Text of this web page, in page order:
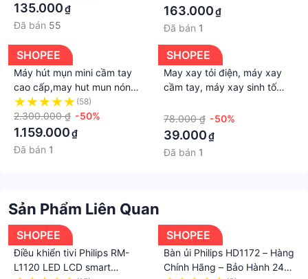
135.000₫
Đã bán 55
163.000₫
Đã bán 1
SHOPEE
Máy hút mụn mini cầm tay
cao cấp,may hut mun nóng
lạnh,hút mịn cám,mụn đầu
đen Lescolton
(58)
2.300.000 ₫ -50%
1.159.000₫
Đã bán 1
SHOPEE
May xay tỏi điện, máy xay
cầm tay, máy xay sinh tố
78.000 ₫ -50%
39.000₫
Đã bán 1
Sản Phẩm Liên Quan
SHOPEE
Điều khiển tivi Philips RM-
L1120 LED LCD smart
SHOPEE
Bàn ủi Philips HD1172 – Hàng
Chính Hãng – Bảo Hành 24